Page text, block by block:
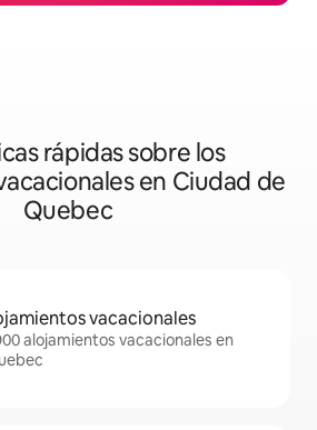
rápidas sobre los
en Ciudad de
Quebec
vacacionales
alojamientos vacacionales en